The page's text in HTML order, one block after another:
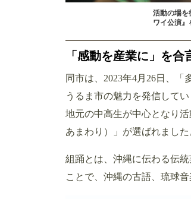
活動の場
ワイ公演』
「感動を産業に」を
同市は、2023年4月26日、
うるま市の魅力を発信して
地元の中高生が中心となり
あまわり）」が選ばれました
組踊とは、沖縄に伝わる伝
ことで、沖縄の古語、琉球